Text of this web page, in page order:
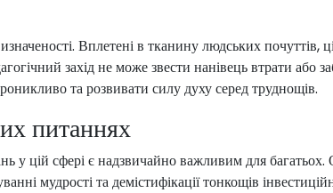
Вплетені в тканину людських почуттів,
захід не може звести нанівець втрати або
та розвивати силу духу серед труднощів.
питаннях
у цій сфері є надзвичайно важливим для
мудрості та демістифікації тонкощів